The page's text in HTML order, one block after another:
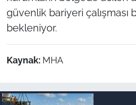
güvenlik bariyeri çalışması
bekleniyor.
Kaynak: MHA